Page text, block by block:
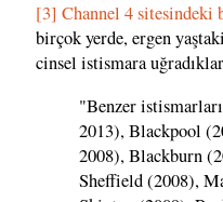
[3] Channel 4 sitesindeki
birçok yerde, ergen
cinsel istismara
"Benzer
2013), Blackpool
2008), Blackburn
Sheffield (2008),